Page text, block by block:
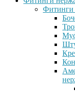
Фитинги